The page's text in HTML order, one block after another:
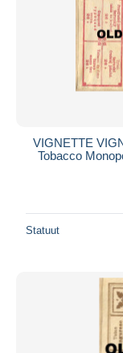
VIGNETTE
Tobacco
Statuut